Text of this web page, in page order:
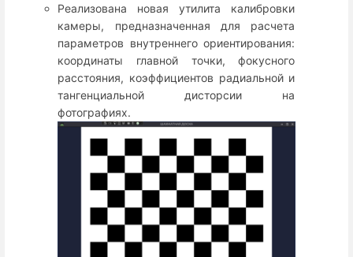
Реализована новая утилита калибровки
камеры, предназначенная для расчета
параметров внутреннего ориентирования:
координаты главной точки, фокусного
расстояния, коэффициентов радиальной и
тангенциальной дисторсии на
фотографиях.